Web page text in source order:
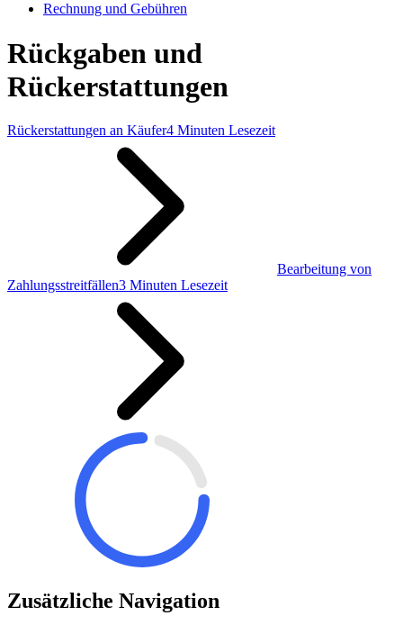
Rechnung und Gebühren
Rückgaben und
Rückerstattungen
Rückerstattungen an Käufer4 Minuten Lesezeit
Bearbeitung von
Zahlungsstreitfällen3 Minuten Lesezeit
Zusätzliche Navigation